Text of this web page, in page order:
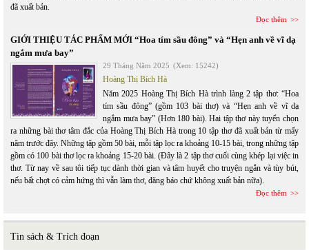
đã xuất bản.
Đọc thêm
GIỚI THIỆU TÁC PHẨM MỚI “Hoa tím sầu đông” và “Hẹn anh về vĩ dạ
ngắm mưa bay”
29 Tháng Năm 2025 (Xem: 15242)
Hoàng Thị Bích Hà
Năm 2025 Hoàng Thị Bích Hà trình làng 2 tập thơ: “Hoa
tím sầu đông” (gồm 103 bài thơ) và “Hẹn anh về vĩ dạ
ngắm mưa bay” (Hơn 180 bài). Hai tập thơ này tuyển chọn
ra những bài thơ tâm đắc của Hoàng Thị Bích Hà trong 10 tập thơ đã xuất bản từ mấy
năm trước đây. Những tập gồm 50 bài, mỗi tập lọc ra khoảng 10-15 bài, trong những tập
gồm có 100 bài thơ lọc ra khoảng 15-20 bài. (Đây là 2 tập thơ cuối cùng khép lại việc in
thơ. Từ nay về sau tôi tiếp tục dành thời gian và tâm huyết cho truyện ngắn và tùy bút,
nếu bất chợt có cảm hứng thì vẫn làm thơ, đăng báo chứ không xuất bản nữa).
Đọc thêm
Tin sách & Trích đoạn